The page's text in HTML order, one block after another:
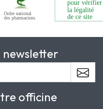
newsletter
officine